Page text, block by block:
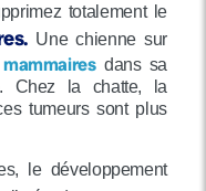
totalement le
Une chienne sur
dans sa
Chez la chatte, la
tumeurs sont plus
le développement